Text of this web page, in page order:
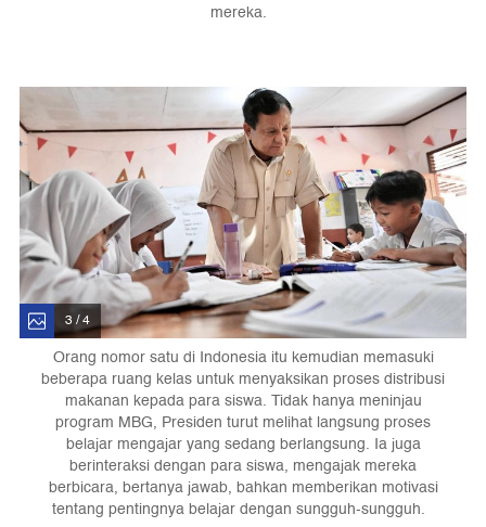
mereka.
3 / 4
Orang nomor satu di Indonesia itu kemudian memasuki
beberapa ruang kelas untuk menyaksikan proses distribusi
makanan kepada para siswa. Tidak hanya meninjau
program MBG, Presiden turut melihat langsung proses
belajar mengajar yang sedang berlangsung. Ia juga
berinteraksi dengan para siswa, mengajak mereka
berbicara, bertanya jawab, bahkan memberikan motivasi
tentang pentingnya belajar dengan sungguh-sungguh.